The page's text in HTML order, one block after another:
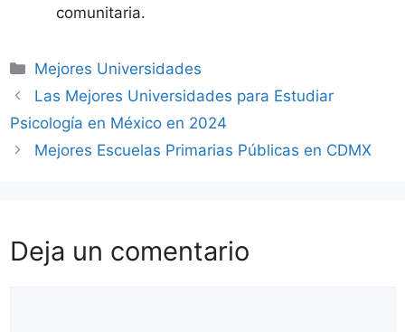
comunitaria.
Categorías
Mejores Universidades
Las Mejores Universidades para Estudiar
Psicología en México en 2024
Mejores Escuelas Primarias Públicas en CDMX
Deja un comentario